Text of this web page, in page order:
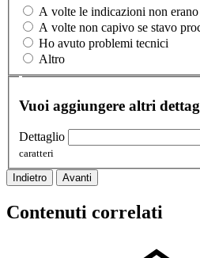
A volte le indicazioni non
A volte non capivo se stavo
Ho avuto problemi tecnici
Altro
Vuoi aggiungere altri
Dettaglio
caratteri
Indietro Avanti
Contenuti correlati